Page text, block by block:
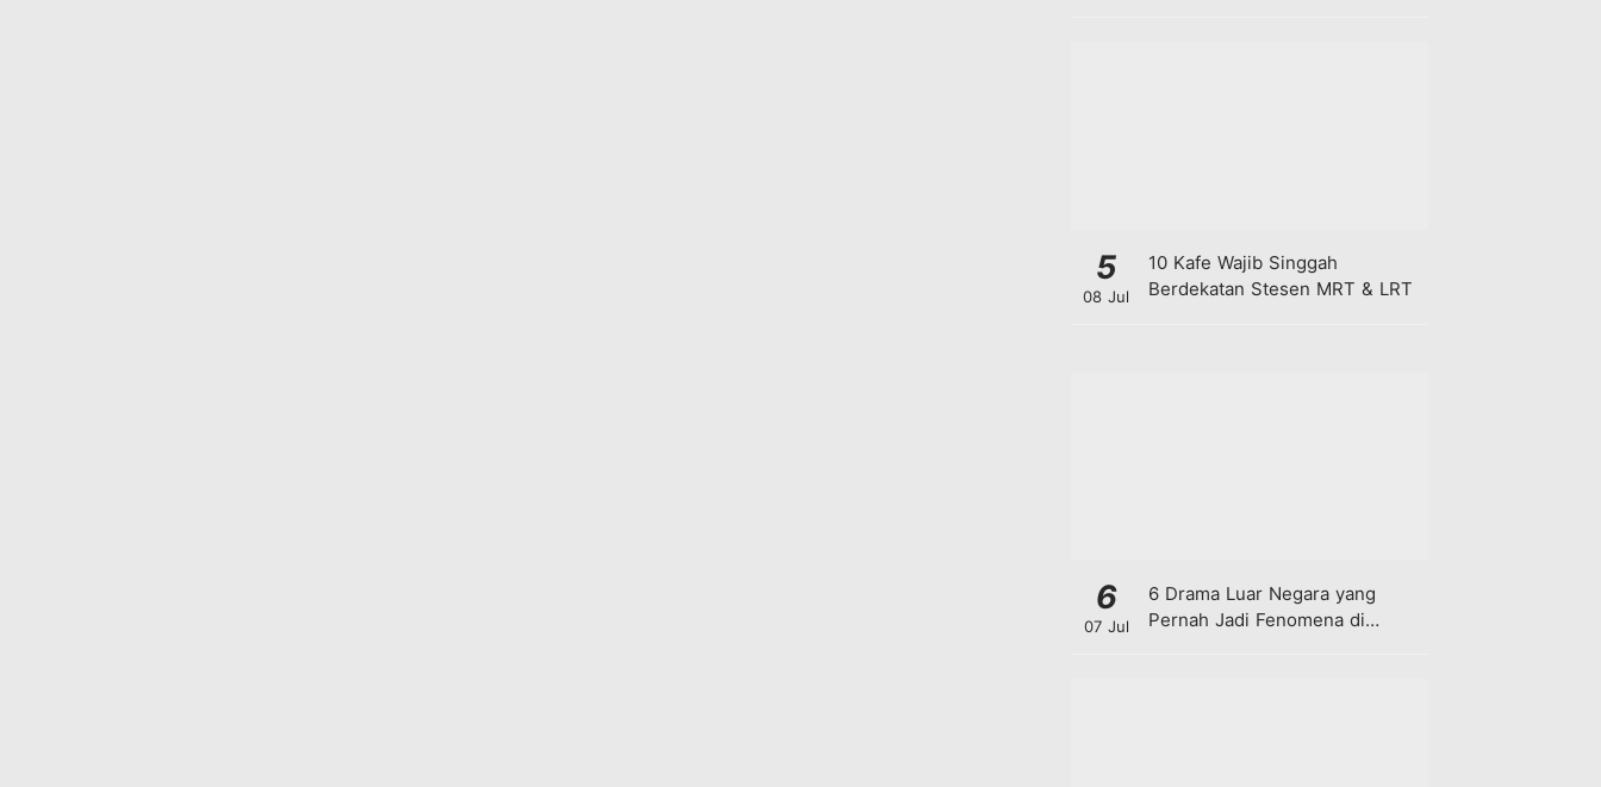
5
08 Jul
10 Kafe Wajib Singgah
Berdekatan Stesen MRT & LRT
6
07 Jul
6 Drama Luar Negara yang
Pernah Jadi Fenomena di